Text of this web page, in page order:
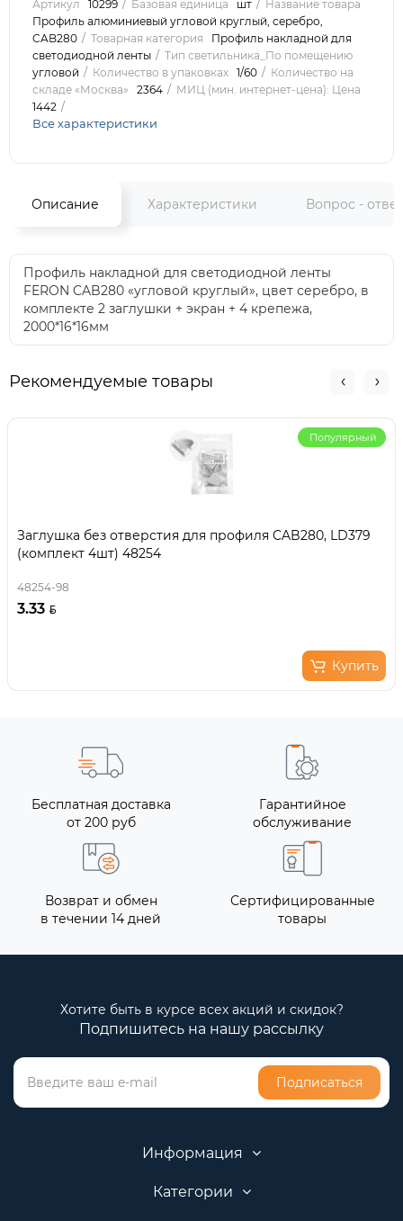
Артикул 10299 Базовая единица шт
Название товара
Профиль алюминиевый угловой круглый, серебро,
CAB280
Товарная категория
Профиль накладной для
светодиодной ленты
Тип светильника_По помещению
угловой
Количество в упаковках 1/60
Количество на
складе «Москва»
2364
МИЦ (мин. интернет-цена): Цена
1442
Все характеристики
Описание Характеристики Вопрос -
Профиль накладной для светодиодной ленты
FERON CAB280 «угловой круглый», цвет серебро, в
комплекте 2 заглушки + экран + 4 крепежа,
2000*16*16мм
Рекомендуемые товары
Популярный
Заглушка без отверстия для профиля CAB280, LD379
(комплект 4шт) 48254
48254-98
3.33
Купить
Бесплатная доставка
от 200 руб
Гарантийное
обслуживание
Возврат и обмен
в течении 14 дней
Сертифицированные
товары
Хотите быть в курсе всех акций и скидок?
Подпишитесь на нашу рассылку
Подписаться
Информация
Категории